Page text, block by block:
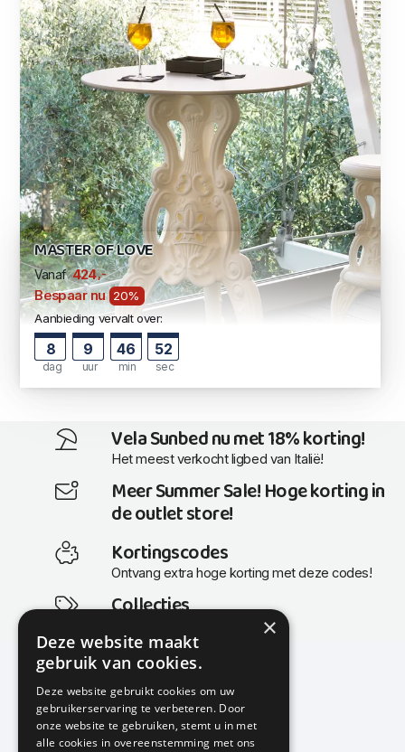
MASTER OF LOVE
Vanaf 424,-
Bespaar nu 20%
Aanbieding vervalt over:
8
dag
9
uur
46
min
52
sec
Vela Sunbed nu met 18% korting!
Het meest verkocht ligbed van Italië!
Meer Summer Sale! Hoge korting in
de outlet store!
Kortingscodes
Ontvang extra hoge korting met deze codes!
Collecties
Actuele en populaire collecties
KMP Kantoormeubilair
Airport Business Park
×
Deze website maakt
gebruik van cookies.
Deze website gebruikt cookies om uw
gebruikerservaring te verbeteren. Door
onze website te gebruiken, stemt u in met
alle cookies in overeenstemming met ons